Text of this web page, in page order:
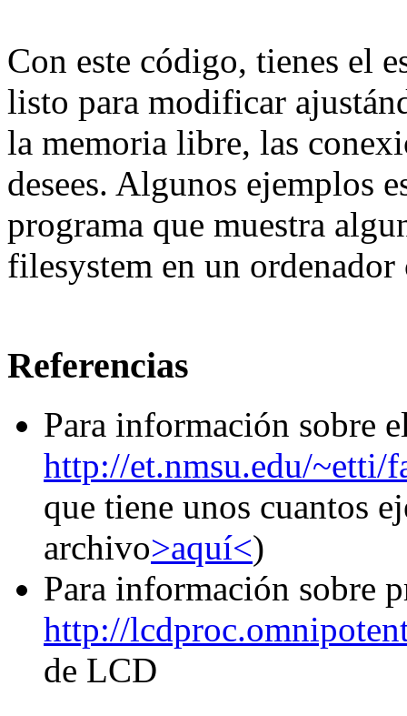
Con este código, tienes el
listo para modificar
la memoria libre, las
desees. Algunos ejemplos
programa que muestra
filesystem en un
Referencias
Para información sobre
http://et.nmsu.edu/
que tiene unos cuantos
archivo>aquí<)
Para información sobre
http://
de LCD